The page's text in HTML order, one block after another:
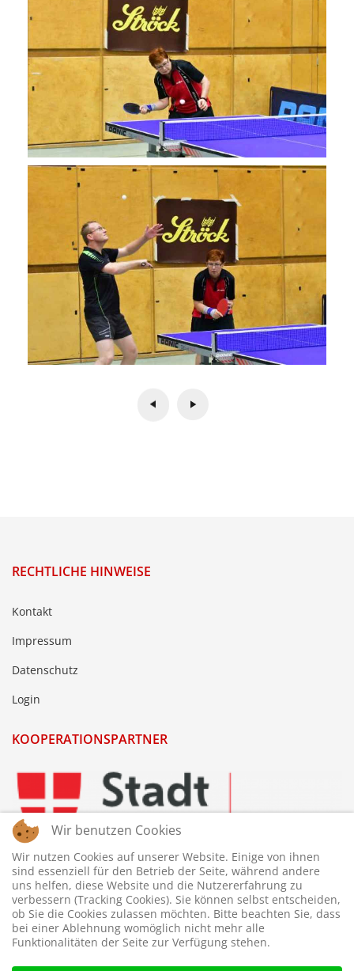
RECHTLICHE HINWEISE
Kontakt
Impressum
Datenschutz
Login
KOOPERATIONSPARTNER
Wir benutzen Cookies
Wir nutzen Cookies auf unserer Website. Einige von ihnen
sind essenziell für den Betrieb der Seite, während andere
uns helfen, diese Website und die Nutzererfahrung zu
verbessern (Tracking Cookies). Sie können selbst entscheiden,
ob Sie die Cookies zulassen möchten. Bitte beachten Sie, dass
bei einer Ablehnung womöglich nicht mehr alle
Funktionalitäten der Seite zur Verfügung stehen.